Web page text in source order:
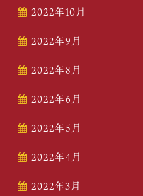
2022年10月
2022年9月
2022年8月
2022年6月
2022年5月
2022年4月
2022年3月